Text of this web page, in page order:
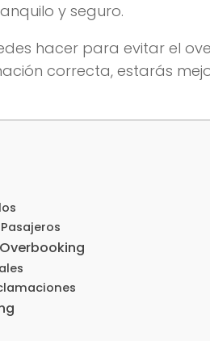
y seguro.
hacer para evitar el
correcta, estarás